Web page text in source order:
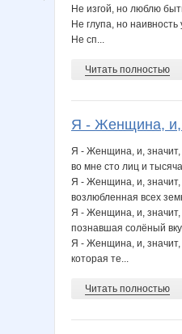
Не изгой, но люблю
Не глупа, но
Не сп...
Читать полностью
Я - Женщина, и,
Я - Женщина, и, значит,
во мне сто лиц и
Я - Женщина, и,
возлюбленная всех
Я - Женщина, и,
познавшая солёный
Я - Женщина, и, значит,
которая те...
Читать полностью